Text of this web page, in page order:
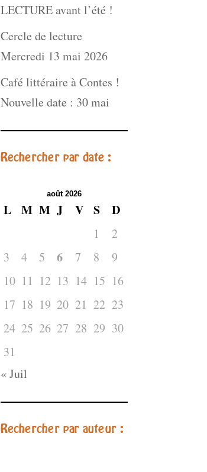
LECTURE avant l’été !
Cercle de lecture
Mercredi 13 mai 2026
Café littéraire à Contes !
Nouvelle date : 30 mai
Rechercher par date :
août 2026
L M M J V S D
1
2
3
4 5 6 7 8
9
10 11 12 13 14 15 16
17 18 19 20 21 22 23
24 25 26 27 28 29 30
31
« Juil
Rechercher par auteur :